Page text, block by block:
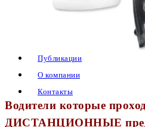
2025г. Приказ
мая 2023г.-
Постановление о
Публикации
О компании
Контакты
Водители которые
ДИСТАНЦИОННЫЕ